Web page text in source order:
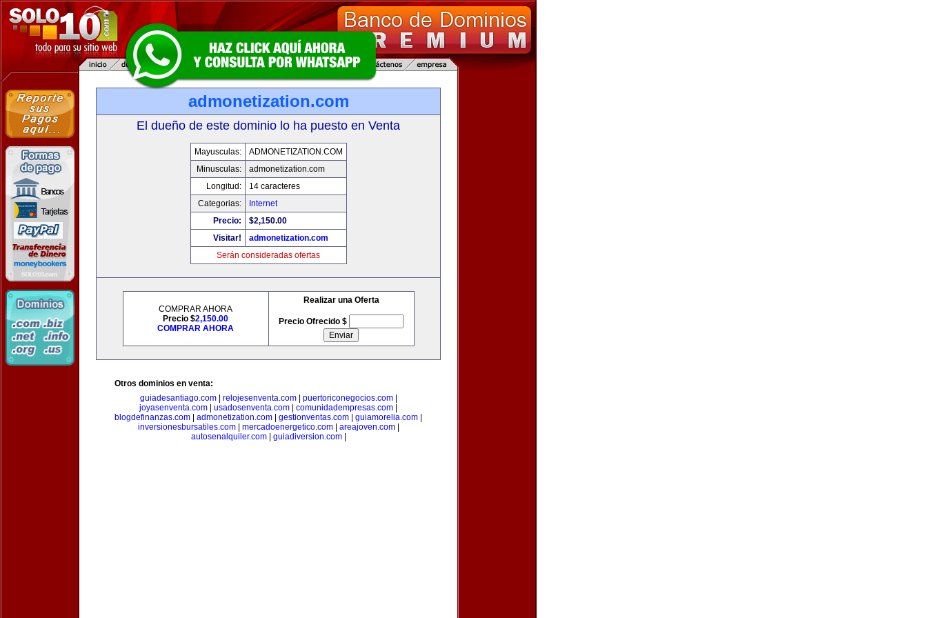
admonetization.com
El dueño de este dominio lo ha puesto en Venta
Mayusculas:
ADMONETIZATION.COM
Minusculas:
admonetization.com
Longitud:
14 caracteres
Categorias:
Internet
Precio:
$2,150.00
Visitar!
admonetization.com
Serán consideradas ofertas
COMPRAR AHORA
Precio $2,150.00
COMPRAR AHORA
Realizar una Oferta
Precio Ofrecido $
Otros dominios en venta:
guiadesantiago.com| relojesenventa.com| puertoriconegocios.com|
joyasenventa.com
usadosenventa.com comunidadempresas.com
blogdefinanzas.com
admonetization.com gestionventas.com guiamorelia.com
inversionesbursatiles.com| mercadoenergetico.com| areajoven.com|
autosenalquiler.com| guiadiversion.com|